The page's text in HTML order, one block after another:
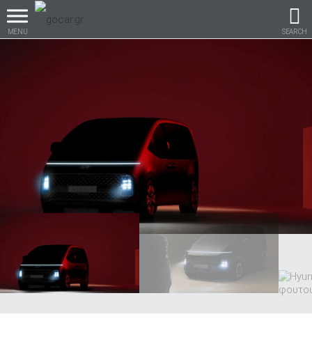
MENU SEARCH
Βρες τα πάντα για το
αυτοκίνητο!
βρες το!
Καινούρια